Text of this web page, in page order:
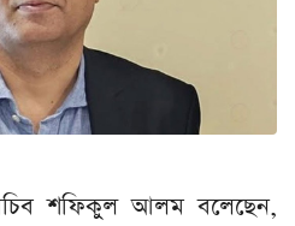
সচিব শফিকুল আলম বলেছেন,